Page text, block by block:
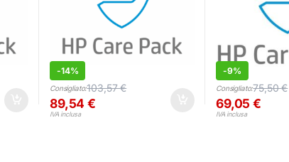
-14%
Consigliato:103,57€
89,54€
IVA inclusa
-9%
Consigliato:75,50€
69,05€
IVA inclusa